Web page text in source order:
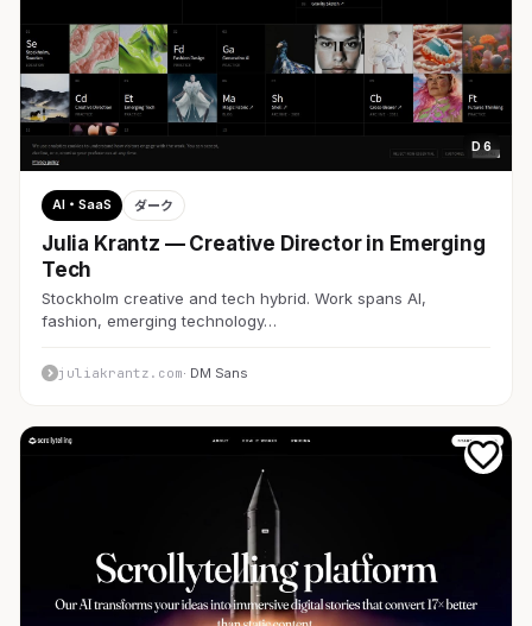
D 6
AI・SaaS ダーク
Julia Krantz — Creative Director in Emerging
Tech
Stockholm creative and tech hybrid. Work spans AI,
fashion, emerging technology…
juliakrantz.com· DM Sans